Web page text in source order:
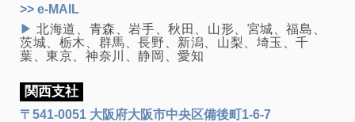
>> e-MAIL
▶北海道、青森、岩手、秋田、山形、宮城、福島、
茨城、栃木、群馬、長野、新潟、山梨、埼玉、千
葉、東京、神奈川、静岡、愛知
関西支社
〒541-0051 大阪府大阪市中央区備後町1-6-7